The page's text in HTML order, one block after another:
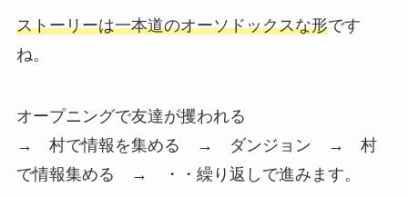
ストーリーは一本道のオーソドックスな形です
ね。
オープニングで友達が攫われる
→ 村で情報を集める → ダンジョン → 村
で情報集める → ・・繰り返しで進みます。